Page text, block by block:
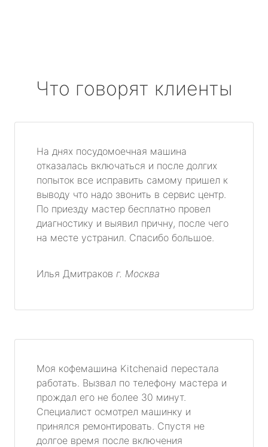
Что говорят клиенты
На днях посудомоечная машина
отказалась включаться и после долгих
попыток все исправить самому пришел к
выводу что надо звонить в сервис центр.
По приезду мастер бесплатно провел
диагностику и выявил причну, после чего
на месте устранил. Спасибо большое.
Илья Дмитраков г. Москва
Моя кофемашина Kitchenaid перестала
работать. Вызвал по телефону мастера и
прождал его не более 30 минут.
Специалист осмотрел машинку и
принялся ремонтировать. Спустя не
долгое время после включения